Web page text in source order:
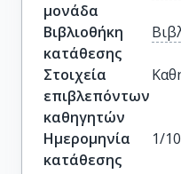
μονάδα
Βιβλιοθήκη
κατάθεσης
Στοιχεία
επιβλεπόντων
καθηγητών
Ημερομηνία
κατάθεσης
1/